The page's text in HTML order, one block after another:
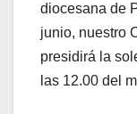
diocesana de
junio, nuestro
presidirá la
las 12.00 del